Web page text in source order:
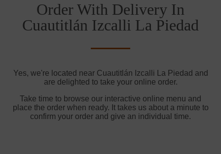
Order With Delivery In
Cuautitlán Izcalli La Piedad
Yes, we're located near Cuautitlán Izcalli La Piedad and
are delighted to take your online order.
Take time to browse our interactive online menu and
place the order when ready. It takes us about a minute to
confirm your order and give an individual time.